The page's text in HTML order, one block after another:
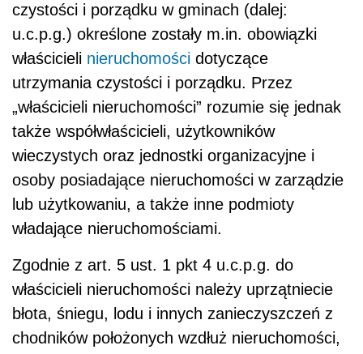
czystości i porządku w gminach (dalej:
u.c.p.g.) określone zostały m.in. obowiązki
właścicieli nieruchomości dotyczące
utrzymania czystości i porządku. Przez
„właścicieli nieruchomości” rozumie się jednak
także współwłaścicieli, użytkowników
wieczystych oraz jednostki organizacyjne i
osoby posiadające nieruchomości w zarządzie
lub użytkowaniu, a także inne podmioty
władające nieruchomościami.
Zgodnie z art. 5 ust. 1 pkt 4 u.c.p.g. do
właścicieli nieruchomości należy uprzątniecie
błota, śniegu, lodu i innych zanieczyszczeń z
chodników położonych wzdłuż nieruchomości,